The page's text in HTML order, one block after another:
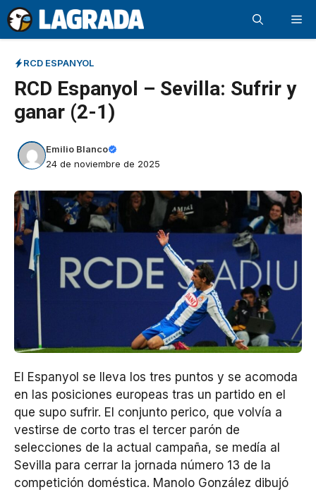
Saltar
al
contenido
RCD ESPANYOL
RCD Espanyol – Sevilla: Sufrir y
ganar (2-1)
Emilio Blanco
24 de noviembre de 2025
El Espanyol se lleva los tres puntos y se acomoda
en las posiciones europeas tras un partido en el
que supo sufrir. El conjunto perico, que volvía a
vestirse de corto tras el tercer parón de
selecciones de la actual campaña, se medía al
Sevilla para cerrar la jornada número 13 de la
competición doméstica. Manolo González dibujó